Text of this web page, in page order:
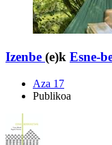
Izenbe (e)k Esne-
Aza 17
Publikoa